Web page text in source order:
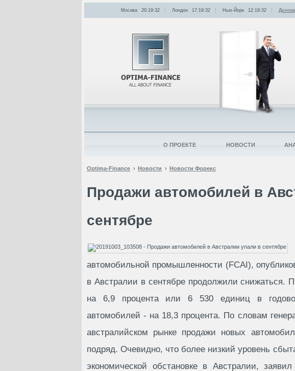
Optima-Finance Новости Новости Форекс
Продажи автомобилей в
сентябре
автомобильной промышленности (FCAI),
в Австралии в сентябре продолжили снижаться.
на 6,9 процента или 6 530 единиц в
автомобилей - на 18,3 процента. По словам
австралийском рынке продажи новых
подряд. Очевидно, что более низкий уровень
экономической обстановке в Австралии,
Москва 20:19:32 Лондон 17:19:32 Нью-Йорк 12:19:32
О ПРОЕКТЕ НОВОСТИ